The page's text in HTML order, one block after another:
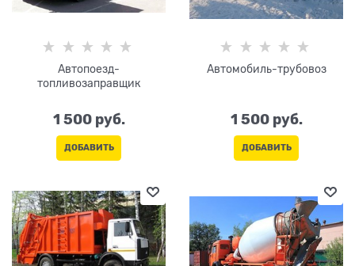
Автопоезд-
топливозаправщик
1 500 руб.
ДОБАВИТЬ
Автомобиль-трубовоз
1 500 руб.
ДОБАВИТЬ